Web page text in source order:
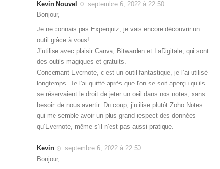
Kevin Nouvel
septembre 6, 2022 à 22:50
Bonjour,
Je ne connais pas Experquiz, je vais encore découvrir un
outil grâce à vous!
J’utilise avec plaisir Canva, Bitwarden et LaDigitale, qui sont
des outils magiques et gratuits.
Concernant Evernote, c’est un outil fantastique, je l’ai utilisé
longtemps. Je l’ai quitté après que l’on se soit aperçu qu’ils
se réservaient le droit de jeter un oeil dans nos notes, sans
besoin de nous avertir. Du coup, j’utilise plutôt Zoho Notes
qui me semble avoir un plus grand respect des données
qu’Evernote, même s’il n’est pas aussi pratique.
Kevin
septembre 6, 2022 à 22:50
Bonjour,